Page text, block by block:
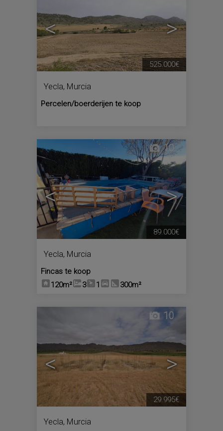
< >
Yecla, Murcia
Percelen/boerderijen te koop
525.000€
< >
10
Yecla, Murcia
Fincas te koop
120m²
3 1 300m²
89.000€
< >
10
Yecla, Murcia
29.995€